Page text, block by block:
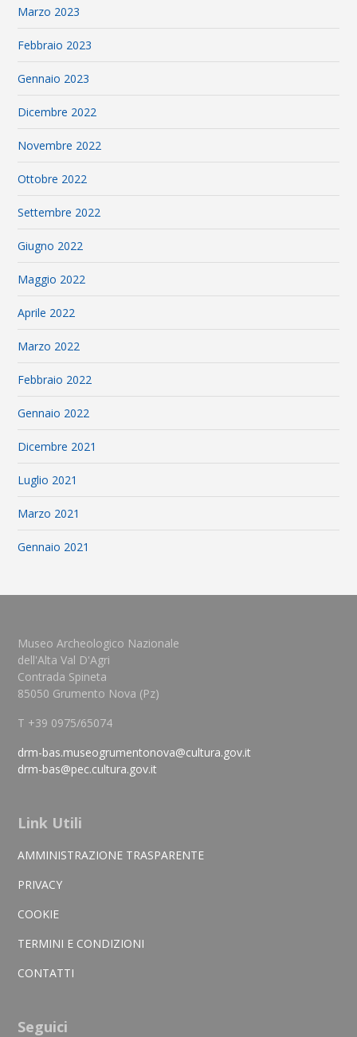
Marzo 2023
Febbraio 2023
Gennaio 2023
Dicembre 2022
Novembre 2022
Ottobre 2022
Settembre 2022
Giugno 2022
Maggio 2022
Aprile 2022
Marzo 2022
Febbraio 2022
Gennaio 2022
Dicembre 2021
Luglio 2021
Marzo 2021
Gennaio 2021
Museo Archeologico Nazionale
dell'Alta Val D'Agri
Contrada Spineta
85050 Grumento Nova (Pz)
T +39 0975/65074
drm-bas.museogrumentonova@cultura.gov.it
drm-bas@pec.cultura.gov.it
Link Utili
AMMINISTRAZIONE TRASPARENTE
PRIVACY
COOKIE
TERMINI E CONDIZIONI
CONTATTI
Seguici